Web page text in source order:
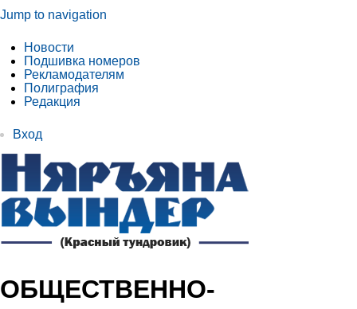
Jump to navigation
Новости
Подшивка номеров
Рекламодателям
Полиграфия
Редакция
Вход
ОБЩЕСТВЕННО-